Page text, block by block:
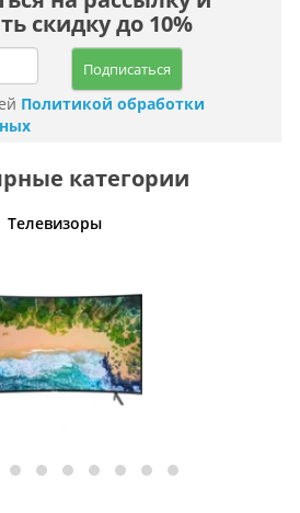
скидку до 10%
Подписаться
Политикой обработки
категории
Телевизоры